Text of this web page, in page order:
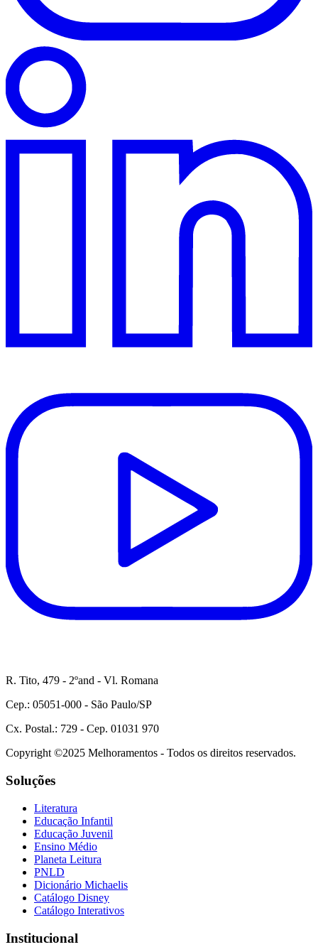
R. Tito, 479 - 2ºand - Vl. Romana
Cep.: 05051-000 - São Paulo/SP
Cx. Postal.: 729 - Cep. 01031 970
Copyright ©2025 Melhoramentos - Todos os direitos reservados.
Soluções
Literatura
Educação Infantil
Educação Juvenil
Ensino Médio
Planeta Leitura
PNLD
Dicionário Michaelis
Catálogo Disney
Catálogo Interativos
Institucional